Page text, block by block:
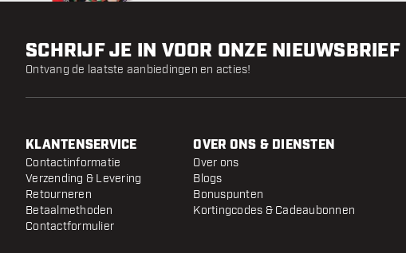
SCHRIJF JE IN VOOR ONZE NIEUWSBRIEF
Ontvang de laatste aanbiedingen en acties!
KLANTENSERVICE
Contactinformatie
Verzending & Levering
Retourneren
Betaalmethoden
Contactformulier
OVER ONS & DIENSTEN
Over ons
Blogs
Bonuspunten
Kortingcodes & Cadeaubonnen